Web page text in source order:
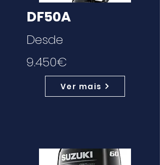
DF50A
Desde
9.450€
Ver mais